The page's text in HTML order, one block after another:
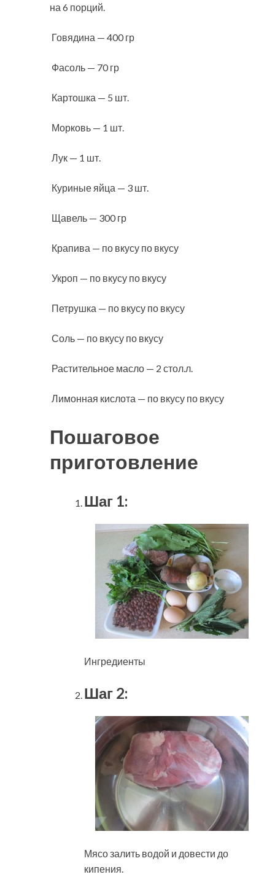
на 6 порций.
Говядина — 400 гр
Фасоль — 70 гр
Картошка — 5 шт.
Морковь — 1 шт.
Лук — 1 шт.
Куриные яйца — 3 шт.
Щавель — 300 гр
Крапива — по вкусу по вкусу
Укроп — по вкусу по вкусу
Петрушка — по вкусу по вкусу
Соль — по вкусу по вкусу
Растительное масло — 2 стол.л.
Лимонная кислота — по вкусу по вкусу
Пошаговое
приготовление
Шаг 1:
Ингредиенты
Шаг 2:
Мясо залить водой и довести до
кипения.